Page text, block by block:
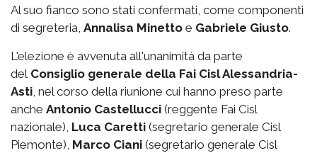
Al suo fianco sono stati confermati, come componenti
di segreteria, Annalisa Minetto e Gabriele Giusto.
L'elezione è avvenuta all'unanimità da parte
del Consiglio generale della Fai Cisl Alessandria-
Asti, nel corso della riunione cui hanno preso parte
anche Antonio Castellucci (reggente Fai Cisl
nazionale), Luca Caretti (segretario generale Cisl
Piemonte), Marco Ciani (segretario generale Cisl